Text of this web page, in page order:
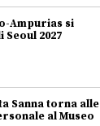
Ampurias si
Seoul 2027
Sanna torna alle
al Museo